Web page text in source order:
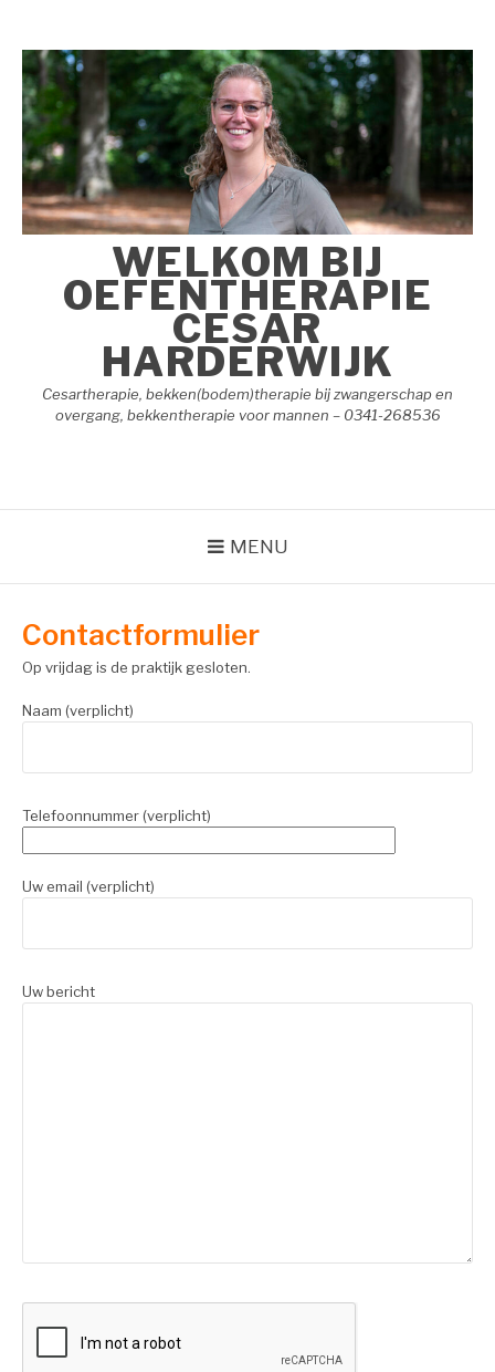
inhoud
springen
WELKOM BIJ
OEFENTHERAPIE
CESAR
HARDERWIJK
Cesartherapie, bekken(bodem)therapie bij zwangerschap en
overgang, bekkentherapie voor mannen – 0341-268536
MENU
Contactformulier
Op vrijdag is de praktijk gesloten.
Naam (verplicht)
Telefoonnummer (verplicht)
Uw email (verplicht)
Uw bericht